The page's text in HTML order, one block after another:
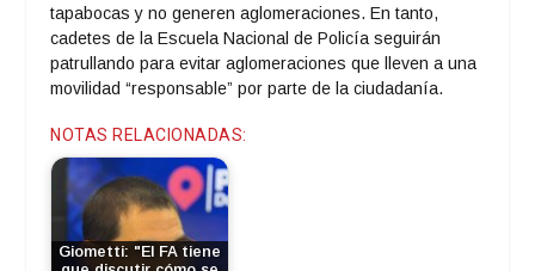
tapabocas y no generen aglomeraciones. En tanto,
cadetes de la Escuela Nacional de Policía seguirán
patrullando para evitar aglomeraciones que lleven a una
movilidad “responsable” por parte de la ciudadanía.
NOTAS RELACIONADAS:
Giometti: "El FA tiene